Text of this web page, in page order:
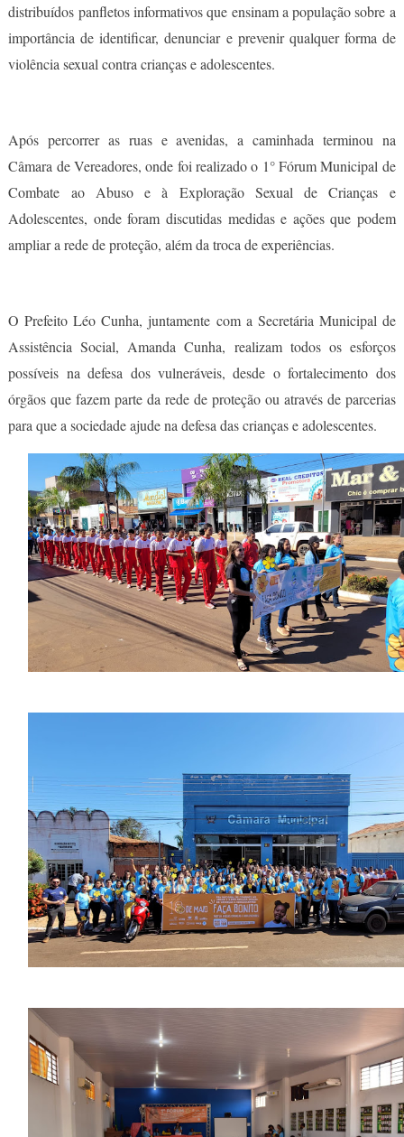
distribuídos panfletos informativos que ensinam a população sobre a
importância de identificar, denunciar e prevenir qualquer forma de
violência sexual contra crianças e adolescentes.
Após percorrer as ruas e avenidas, a caminhada terminou na
Câmara de Vereadores, onde foi realizado o 1° Fórum Municipal de
Combate ao Abuso e à Exploração Sexual de Crianças e
Adolescentes, onde foram discutidas medidas e ações que podem
ampliar a rede de proteção, além da troca de experiências.
O Prefeito Léo Cunha, juntamente com a Secretária Municipal de
Assistência Social, Amanda Cunha, realizam todos os esforços
possíveis na defesa dos vulneráveis, desde o fortalecimento dos
órgãos que fazem parte da rede de proteção ou através de parcerias
para que a sociedade ajude na defesa das crianças e adolescentes.